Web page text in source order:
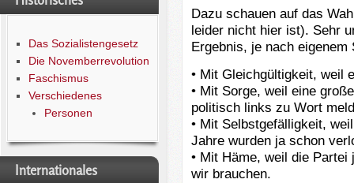
Das Sozialistengesetz
Die Novemberrevolution
Faschismus
Verschiedenes
Personen
Internationales
Dazu schauen auf das
leider nicht hier ist). Sehr
Ergebnis, je nach
• Mit Gleichgültigkeit, weil
• Mit Sorge, weil eine
politisch links zu Wort
• Mit Selbstgefälligkeit,
Jahre wurden ja schon
• Mit Häme, weil die
wir brauchen.